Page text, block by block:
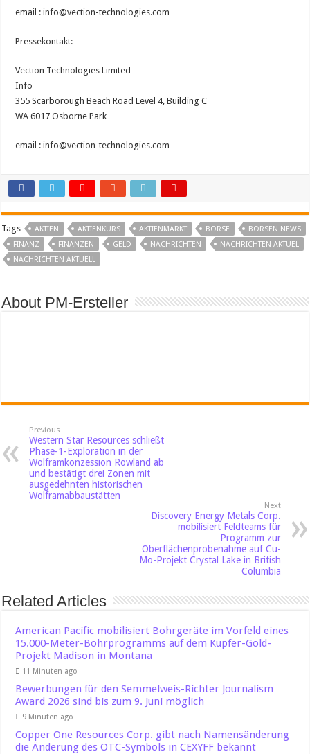
email : info@vection-technologies.com
Pressekontakt:
Vection Technologies Limited
Info
355 Scarborough Beach Road Level 4, Building C
WA 6017 Osborne Park
email : info@vection-technologies.com
Tags AKTIEN AKTIENKURS AKTIENMARKT BÖRSE
BÖRSEN NEWS
FINANZ
FINANZEN GELD NACHRICHTEN
NACHRICHTEN AKTUEL
NACHRICHTEN AKTUELL
About PM-Ersteller
Previous
Western Star Resources schließt
Phase-1-Exploration in der
Wolframkonzession Rowland ab
und bestätigt drei Zonen mit
ausgedehnten historischen
Wolframabbaustätten
Next
Discovery Energy Metals Corp.
mobilisiert Feldteams für
Programm zur
Oberflächenprobenahme auf Cu-
Mo-Projekt Crystal Lake in British
Columbia
Related Articles
American Pacific mobilisiert Bohrgeräte im Vorfeld eines
15.000-Meter-Bohrprogramms auf dem Kupfer-Gold-
Projekt Madison in Montana
11 Minuten ago
Bewerbungen für den Semmelweis-Richter Journalism
Award 2026 sind bis zum 9. Juni möglich
9 Minuten ago
Copper One Resources Corp. gibt nach Namensänderung
die Änderung des OTC-Symbols in CEXYFF bekannt